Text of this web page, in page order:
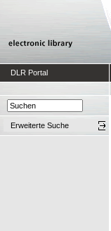
DLR Portal
Erweiterte Suche